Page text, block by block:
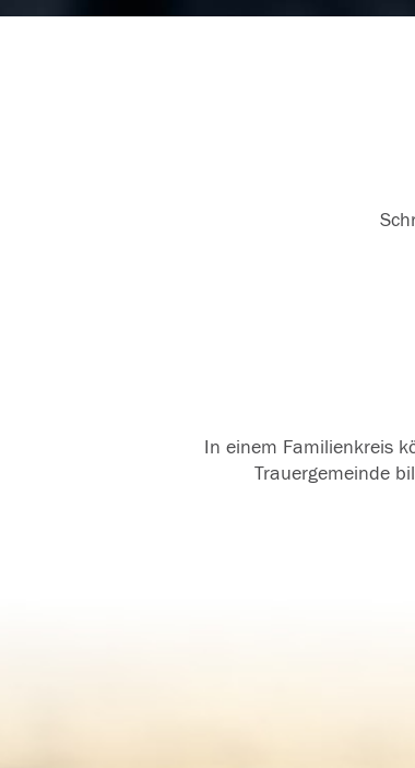
In einem Familienkreis
Trauergemeinde